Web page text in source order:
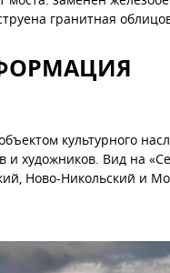
гранитная
культурного
художников. Вид на
Ново-Никольский и